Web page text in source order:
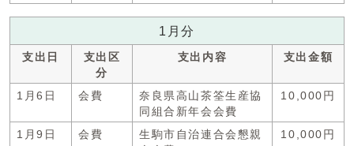
1月分
支出日
支出区
分
支出内容 支出金額
1月6日 会費
奈良県高山茶筌生産協
同組合新年会会費
10,000円
1月9日 会費
生駒市自治連合会懇親
10,000円